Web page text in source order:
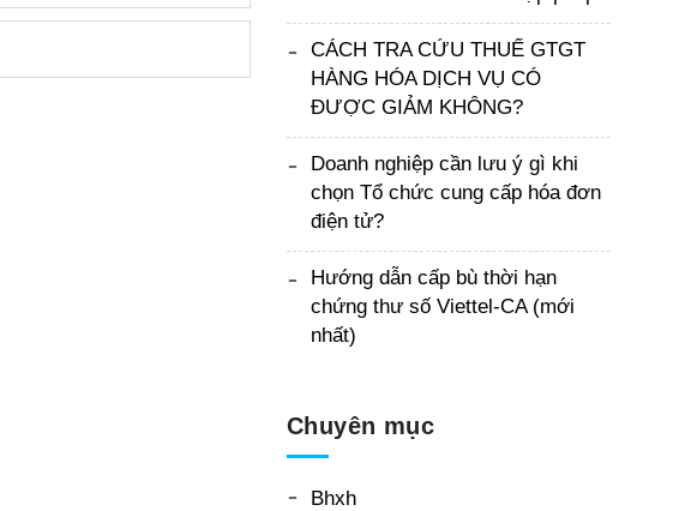
CÁCH TRA CỨU THUẾ GTGT
HÀNG HÓA DỊCH VỤ CÓ
ĐƯỢC GIẢM KHÔNG?
Doanh nghiệp cần lưu ý gì khi
chọn Tổ chức cung cấp hóa đơn
điện tử?
Hướng dẫn cấp bù thời hạn
chứng thư số Viettel-CA (mới
nhất)
Chuyên mục
Bhxh